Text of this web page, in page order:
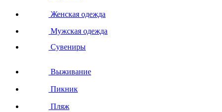
Женская одежда
Мужская одежда
Сувениры
Выживание
Пикник
Пляж